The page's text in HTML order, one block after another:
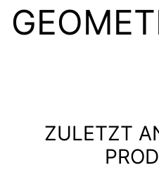
ZULETZT